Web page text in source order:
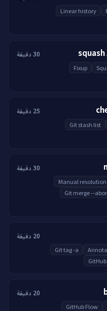
Linear history
Fixup
30 دقيقة
Git stash list
25 دقيقة
Manual resolution
Git merge --
30 دقيقة
Git tag -a
20 دقيقة
GitHub Flow
20 دقيقة